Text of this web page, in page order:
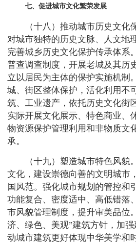
七、促进城市文化繁荣发展
（十八）推动城市历史文化
对城市独特的历史文脉、人文地
完善城乡历史文化保护传承体系
普查调查制度，开展老城及其历
立以居民为主体的保护实施机制
城、街区整体保护，活化利用不
筑、工业遗产，依托历史文化街
实际开展文化展示、特色商业、
物资源保护管理利用和非物质文
承。
（十九）塑造城市特色风貌
文化，建设崇德向善的文明城市
国风范。强化城市规划的管控和
功能复合、密度适中、高低错落
市风貌管理制度，提升审美品位
济、绿色、美观”建筑方针，加
动城市建筑更好体现中华美学和